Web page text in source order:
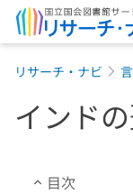
リサーチ・ナビ
インド
目次